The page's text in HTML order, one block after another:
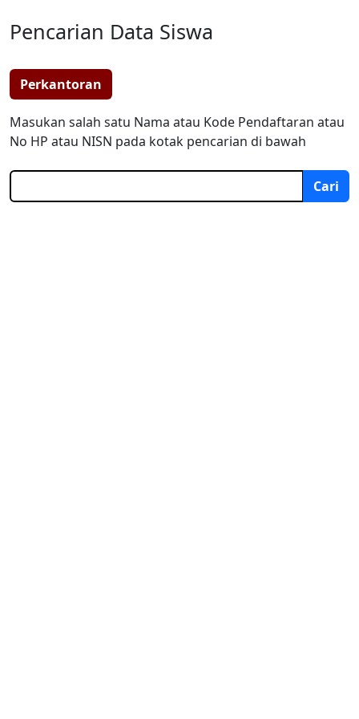
Pencarian Data Siswa
Perkantoran
Masukan salah satu Nama atau Kode Pendaftaran atau
No HP atau NISN pada kotak pencarian di bawah
Cari